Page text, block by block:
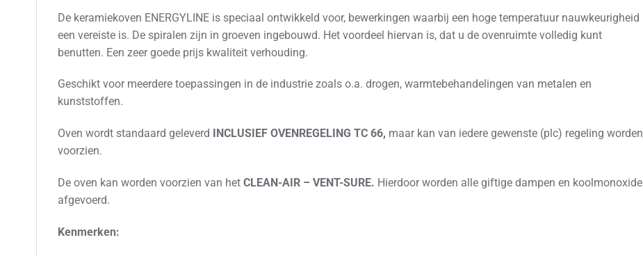
De keramiekoven ENERGYLINE is speciaal ontwikkeld voor, bewerkingen waarbij een hoge temperatuur nauwkeurigheid
een vereiste is. De spiralen zijn in groeven ingebouwd. Het voordeel hiervan is, dat u de ovenruimte volledig kunt
benutten. Een zeer goede prijs kwaliteit verhouding.
Geschikt voor meerdere toepassingen in de industrie zoals o.a. drogen, warmtebehandelingen van metalen en
kunststoffen.
Oven wordt standaard geleverd INCLUSIEF OVENREGELING TC 66, maar kan van iedere gewenste (plc) regeling worden
voorzien.
De oven kan worden voorzien van het CLEAN-AIR – VENT-SURE. Hierdoor worden alle giftige dampen en koolmonoxide
afgevoerd.
Kenmerken: